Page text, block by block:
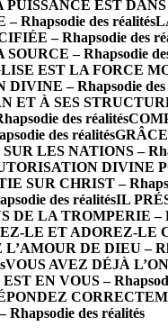
PUISSANCE EST DANS
Rhapsodie des réalités
– Rhapsodie des
– Rhapsodie
EST LA FORCE
– Rhapsodie des
ET À SES
des réalités
des réalités
LES NATIONS –
DIVINE
SUR CHRIST –
des réalitésIL
DE LA TROMPERIE –
LE ET ADOREZ-LE
DE DIEU –
VOUS AVEZ DÉJÀ
EN VOUS –
des réalités